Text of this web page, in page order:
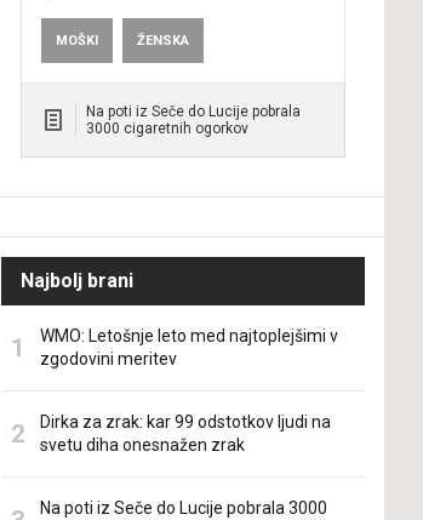
MOŠKI ŽENSKA
Na poti iz Seče do Lucije pobrala
3000 cigaretnih ogorkov
Najbolj brani
WMO: Letošnje leto med najtoplejšimi v
zgodovini meritev
Dirka za zrak: kar 99 odstotkov ljudi na
svetu diha onesnažen zrak
Na poti iz Seče do Lucije pobrala 3000